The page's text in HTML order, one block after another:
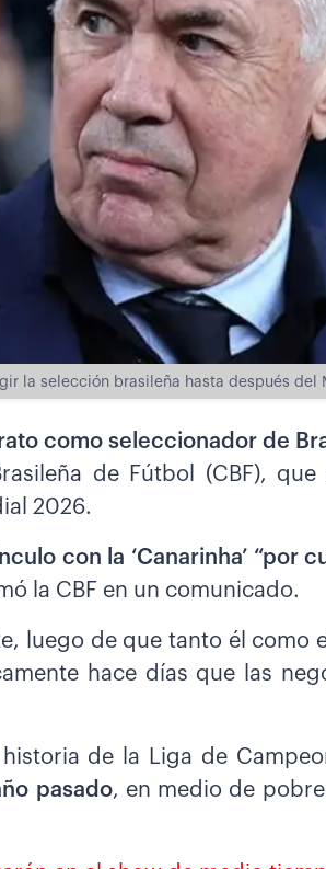
la selección brasileña hasta después del
como seleccionador de
de Fútbol (CBF),
2026.
con la ‘Canarinha’ “por
la CBF en un comunicado.
luego de que tanto él como
hace días que las
de la Liga de
pasado, en medio de